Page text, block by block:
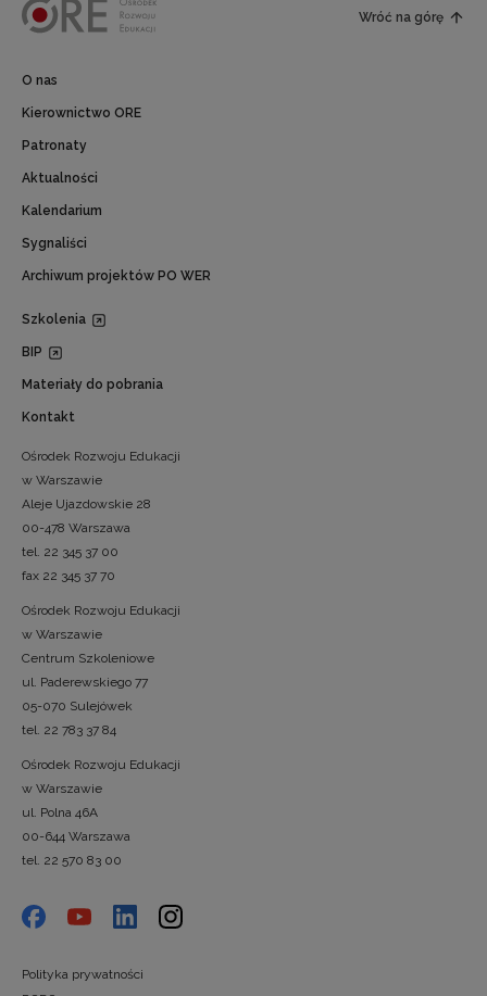
Wróć na górę
O nas
Kierownictwo ORE
Patronaty
Aktualności
Kalendarium
Sygnaliści
Archiwum projektów PO WER
Szkolenia
BIP
Materiały do pobrania
Kontakt
Ośrodek Rozwoju Edukacji
w Warszawie
Aleje Ujazdowskie 28
00-478 Warszawa
tel. 22 345 37 00
fax 22 345 37 70
Ośrodek Rozwoju Edukacji
w Warszawie
Centrum Szkoleniowe
ul. Paderewskiego 77
05-070 Sulejówek
tel. 22 783 37 84
Ośrodek Rozwoju Edukacji
w Warszawie
ul. Polna 46A
00-644 Warszawa
tel. 22 570 83 00
Polityka prywatności